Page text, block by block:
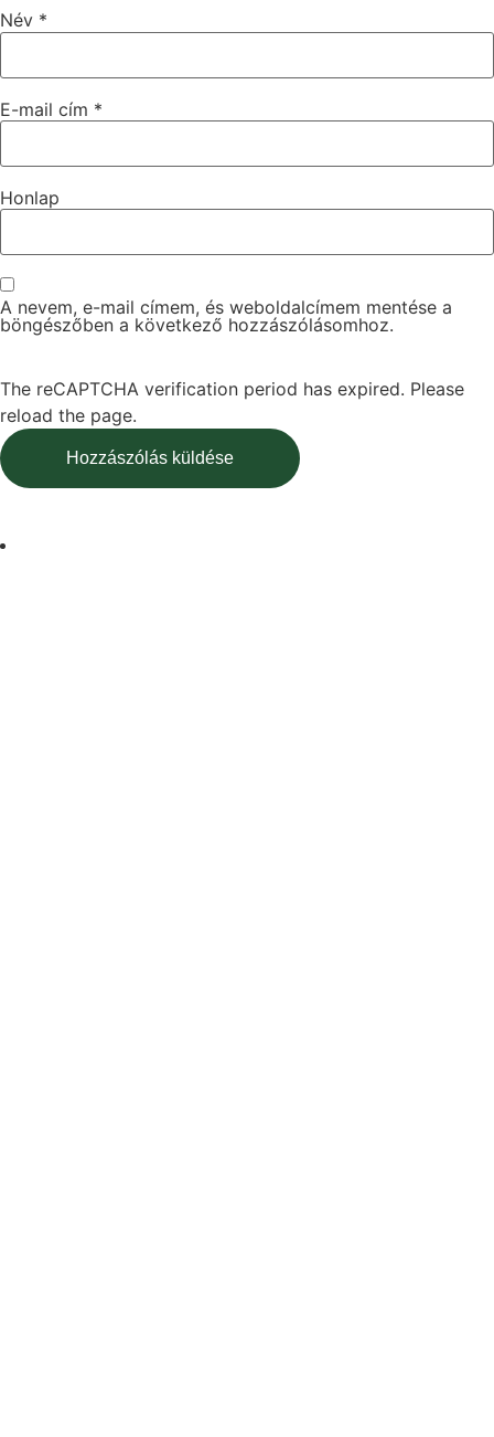
Név *
E-mail cím *
Honlap
A nevem, e-mail címem, és weboldalcímem mentése a
böngészőben a következő hozzászólásomhoz.
The reCAPTCHA verification period has expired. Please
reload the page.